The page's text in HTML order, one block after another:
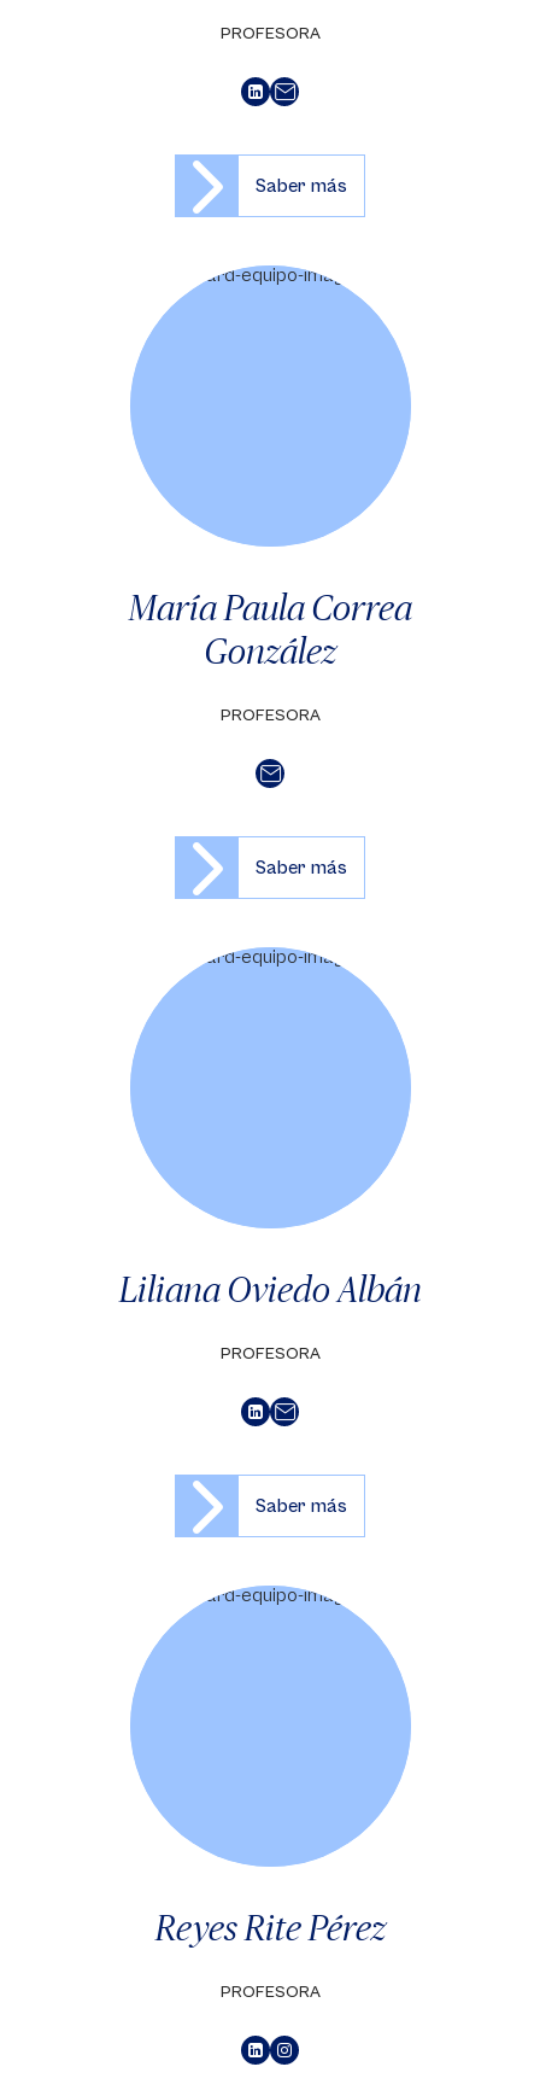
PROFESORA
Saber más
María Paula Correa
González
PROFESORA
Saber más
Liliana Oviedo Albán
PROFESORA
Saber más
Reyes Rite Pérez
PROFESORA